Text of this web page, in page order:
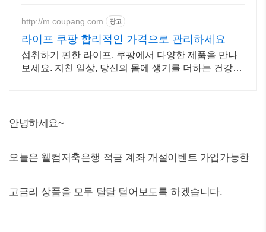
http://m.coupang.com 광고
라이프 쿠팡 합리적인 가격으로 관리하세요
섭취하기 편한 라이프, 쿠팡에서 다양한 제품을 만나
보세요. 지친 일상, 당신의 몸에 생기를 더하는 건강한
안녕하세요~
오늘은 웰컴저축은행 적금 계좌 개설이벤트 가입가능한
고금리 상품을 모두 탈탈 털어보도록 하겠습니다.